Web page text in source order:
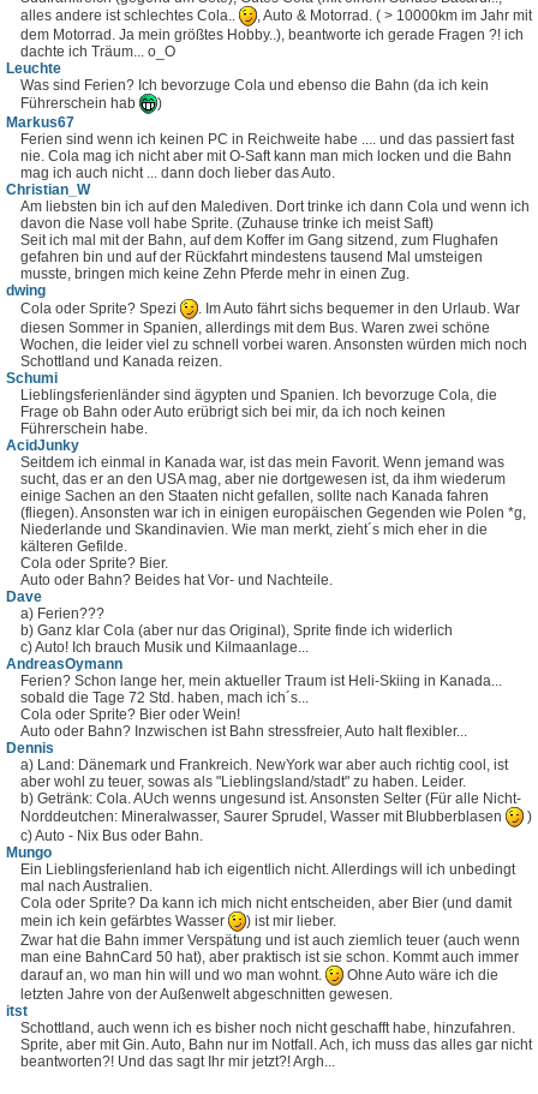
alles andere ist schlechtes Cola..
, Auto & Motorrad. ( > 10000km im Jahr mit
dem Motorrad. Ja mein größtes Hobby..), beantworte ich gerade Fragen ?! ich
dachte ich Träum... o_O
Leuchte
Was sind Ferien? Ich bevorzuge Cola und ebenso die Bahn (da ich kein
Führerschein hab
)
Markus67
Ferien sind wenn ich keinen PC in Reichweite habe .... und das passiert fast
nie. Cola mag ich nicht aber mit O-Saft kann man mich locken und die Bahn
mag ich auch nicht ... dann doch lieber das Auto.
Christian_W
Am liebsten bin ich auf den Malediven. Dort trinke ich dann Cola und wenn ich
davon die Nase voll habe Sprite. (Zuhause trinke ich meist Saft)
Seit ich mal mit der Bahn, auf dem Koffer im Gang sitzend, zum Flughafen
gefahren bin und auf der Rückfahrt mindestens tausend Mal umsteigen
musste, bringen mich keine Zehn Pferde mehr in einen Zug.
dwing
Cola oder Sprite? Spezi
. Im Auto fährt sichs bequemer in den Urlaub. War
diesen Sommer in Spanien, allerdings mit dem Bus. Waren zwei schöne
Wochen, die leider viel zu schnell vorbei waren. Ansonsten würden mich noch
Schottland und Kanada reizen.
Schumi
Lieblingsferienländer sind ägypten und Spanien. Ich bevorzuge Cola, die
Frage ob Bahn oder Auto erübrigt sich bei mir, da ich noch keinen
Führerschein habe.
AcidJunky
Seitdem ich einmal in Kanada war, ist das mein Favorit. Wenn jemand was
sucht, das er an den USA mag, aber nie dortgewesen ist, da ihm wiederum
einige Sachen an den Staaten nicht gefallen, sollte nach Kanada fahren
(fliegen). Ansonsten war ich in einigen europäischen Gegenden wie Polen *g,
Niederlande und Skandinavien. Wie man merkt, zieht´s mich eher in die
kälteren Gefilde.
Cola oder Sprite? Bier.
Auto oder Bahn? Beides hat Vor- und Nachteile.
Dave
a) Ferien???
b) Ganz klar Cola (aber nur das Original), Sprite finde ich widerlich
c) Auto! Ich brauch Musik und Kilmaanlage...
AndreasOymann
Ferien? Schon lange her, mein aktueller Traum ist Heli-Skiing in Kanada...
sobald die Tage 72 Std. haben, mach ich´s...
Cola oder Sprite? Bier oder Wein!
Auto oder Bahn? Inzwischen ist Bahn stressfreier, Auto halt flexibler...
Dennis
a) Land: Dänemark und Frankreich. NewYork war aber auch richtig cool, ist
aber wohl zu teuer, sowas als "Lieblingsland/stadt" zu haben. Leider.
b) Getränk: Cola. AUch wenns ungesund ist. Ansonsten Selter (Für alle Nicht-
Norddeutchen: Mineralwasser, Saurer Sprudel, Wasser mit Blubberblasen
)
c) Auto - Nix Bus oder Bahn.
Mungo
Ein Lieblingsferienland hab ich eigentlich nicht. Allerdings will ich unbedingt
mal nach Australien.
Cola oder Sprite? Da kann ich mich nicht entscheiden, aber Bier (und damit
mein ich kein gefärbtes Wasser
) ist mir lieber.
Zwar hat die Bahn immer Verspätung und ist auch ziemlich teuer (auch wenn
man eine BahnCard 50 hat), aber praktisch ist sie schon. Kommt auch immer
darauf an, wo man hin will und wo man wohnt.
Ohne Auto wäre ich die
letzten Jahre von der Außenwelt abgeschnitten gewesen.
itst
Schottland, auch wenn ich es bisher noch nicht geschafft habe, hinzufahren.
Sprite, aber mit Gin. Auto, Bahn nur im Notfall. Ach, ich muss das alles gar nicht
beantworten?! Und das sagt Ihr mir jetzt?! Argh...